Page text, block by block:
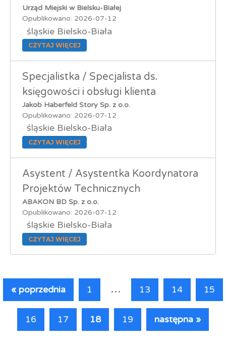
Urząd Miejski w Bielsku-Białej
Opublikowano: 2026-07-12
śląskie Bielsko-Biała
CZYTAJ WIĘCEJ
Specjalistka / Specjalista ds.
księgowości i obsługi klienta
Jakob Haberfeld Story Sp. z o.o.
Opublikowano: 2026-07-12
śląskie Bielsko-Biała
CZYTAJ WIĘCEJ
Asystent / Asystentka Koordynatora
Projektów Technicznych
ABAKON BD Sp. z o.o.
Opublikowano: 2026-07-12
śląskie Bielsko-Biała
CZYTAJ WIĘCEJ
« poprzednia 1 ... 13 14 15
16 17 18 19 następna »